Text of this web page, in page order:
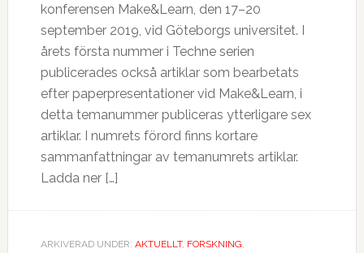
konferensen Make&Learn, den 17–20
september 2019, vid Göteborgs universitet. I
årets första nummer i Techne serien
publicerades också artiklar som bearbetats
efter paperpresentationer vid Make&Learn, i
detta temanummer publiceras ytterligare sex
artiklar. I numrets förord finns kortare
sammanfattningar av temanumrets artiklar.
Ladda ner […]
ARKIVERAD UNDER: AKTUELLT, FORSKNING,